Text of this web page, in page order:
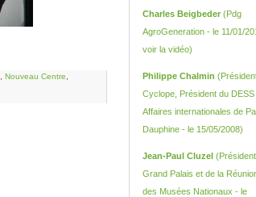
Charles Beigbeder (Pdg
AgroGeneration - le 11/01/
voir la vidéo)
Philippe Chalmin
Cyclope, Président du DESS
Affaires internationales de
Dauphine - le 15/05/2008)
Jean-Paul Cluzel
Grand Palais et de la
des Musées Nationaux - le
Nouveau Centre